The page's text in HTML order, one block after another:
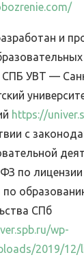
и
УВТ —
https://
с
по
по
СПб
wp-
2019/12/